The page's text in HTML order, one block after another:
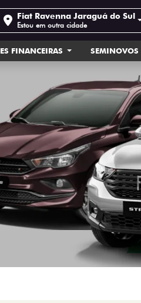
Fiat Ravenna Jaraguá do Sul
Estou em outra cidade
FINANCEIRAS SEMINOVOS